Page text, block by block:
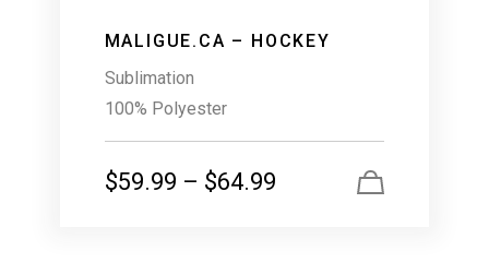
MALIGUE.CA – HOCKEY
Sublimation
100% Polyester
$59.99 – $64.99